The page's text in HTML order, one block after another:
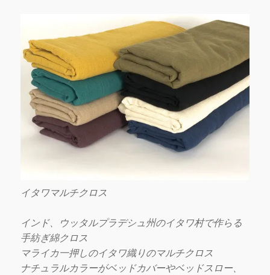
イタワマルチクロス
インド、ウッタルプラデシュ州のイタワ村で作らる
手紡ぎ綿クロス
マライカ一押しのイタワ織りのマルチクロス
ナチュラルカラーがベッドカバーやベッドスロー、